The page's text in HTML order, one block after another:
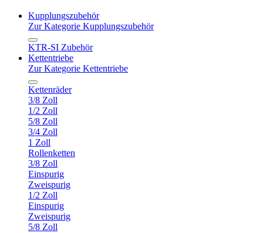
Kupplungszubehör
Zur Kategorie Kupplungszubehör
KTR-SI Zubehör
Kettentriebe
Zur Kategorie Kettentriebe
Kettenräder
3/8 Zoll
1/2 Zoll
5/8 Zoll
3/4 Zoll
1 Zoll
Rollenketten
3/8 Zoll
Einspurig
Zweispurig
1/2 Zoll
Einspurig
Zweispurig
5/8 Zoll